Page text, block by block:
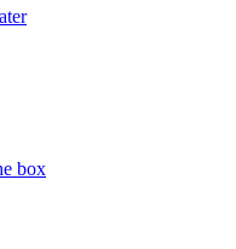
box